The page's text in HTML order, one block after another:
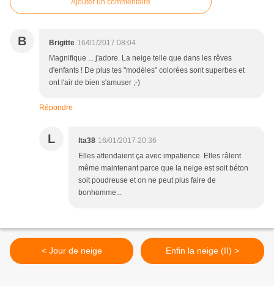
Ajouter un commentaire
B Brigitte 16/01/2017 08:04
Magnifique ... j'adore. La neige telle que dans les rêves
d'enfants ! De plus tes "modèles" colorées sont superbes et
ont l'air de bien s'amuser ;-)
Répondre
L lta38 16/01/2017 20:36
Elles attendaient ça avec impatience. Elles râlent
même maintenant parce que la neige est soit béton
soit poudreuse et on ne peut plus faire de
bonhomme...
< Jour de neige Enfin la neige (II) >